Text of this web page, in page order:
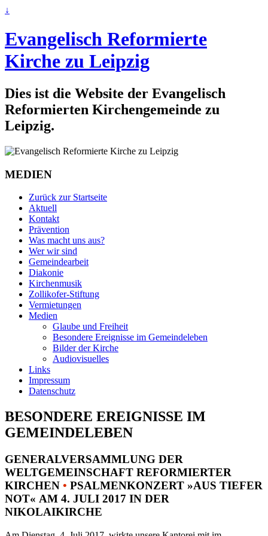
↓
Evangelisch Reformierte
Kirche zu Leipzig
Dies ist die Website der Evangelisch
Reformierten Kirchengemeinde zu
Leipzig.
MEDIEN
Zurück zur Startseite
Aktuell
Kontakt
Prävention
Was macht uns aus?
Wer wir sind
Gemeindearbeit
Diakonie
Kirchenmusik
Zollikofer-Stiftung
Vermietungen
Medien
Glaube und Freiheit
Besondere Ereignisse im Gemeindeleben
Bilder der Kirche
Audiovisuelles
Links
Impressum
Datenschutz
BESONDERE EREIGNISSE IM
GEMEINDELEBEN
GENERALVERSAMMLUNG DER
WELTGEMEINSCHAFT REFORMIERTER
KIRCHEN • PSALMENKONZERT »AUS TIEFER
NOT« AM 4. JULI 2017 IN DER
NIKOLAIKIRCHE